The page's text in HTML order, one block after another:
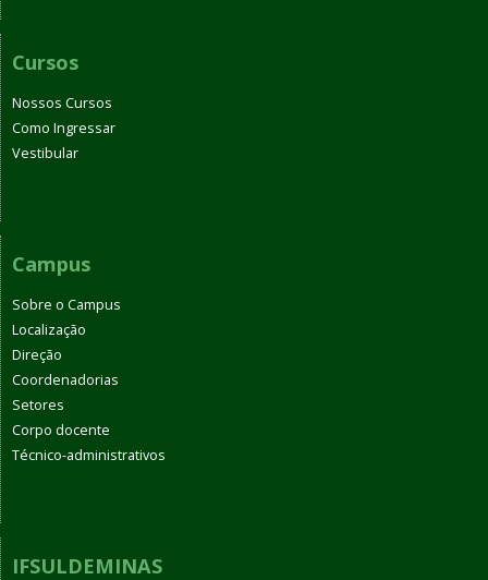
Cursos
Nossos Cursos
Como Ingressar
Vestibular
Campus
Sobre o Campus
Localização
Direção
Coordenadorias
Setores
Corpo docente
Técnico-administrativos
IFSULDEMINAS